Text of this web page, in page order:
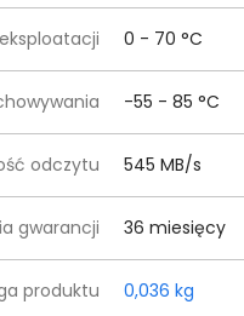
0 - 70 °C
-55 - 85 °C
odczytu 545 MB/s
gwarancji 36 miesięcy
produktu 0,036 kg